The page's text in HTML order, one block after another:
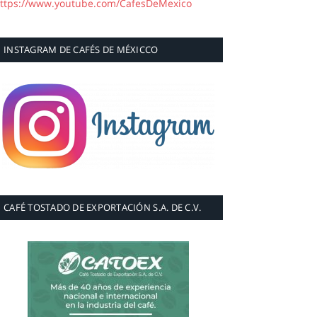
www.youtube.com/CafesDeMexico
INSTAGRAM DE CAFÉS DE MÉXICCO
CAFÉ TOSTADO DE EXPORTACIÓN S.A. DE C.V.